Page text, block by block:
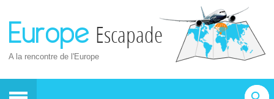
Europe Escapade
A la rencontre de l'Europe